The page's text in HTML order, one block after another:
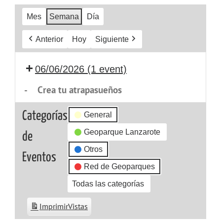
Mes Semana Día
Anterior Hoy Siguiente
06/06/2026 (1 event)
- Crea tu atrapasueños
Categorías
de
Eventos
General
Geoparque Lanzarote
Otros
Red de Geoparques
Todas las categorías
ImprimirVistas